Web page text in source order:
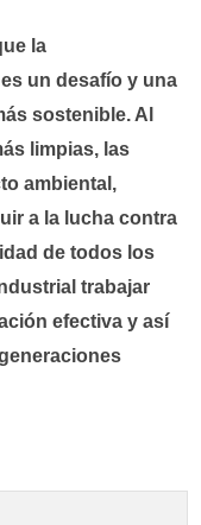
la
un desafío y una
sostenible. Al
limpias, las
ambiental,
a la lucha contra
de todos los
trabajar
efectiva y así